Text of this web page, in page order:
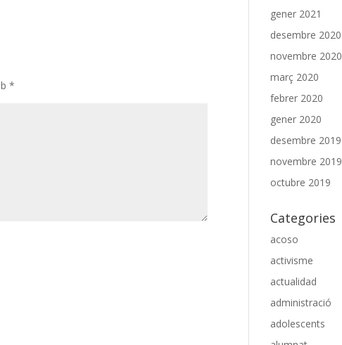
*
gener 2021
desembre 2020
novembre 2020
març 2020
febrer 2020
gener 2020
desembre 2019
novembre 2019
octubre 2019
Categories
acoso
activisme
actualidad
administració
adolescents